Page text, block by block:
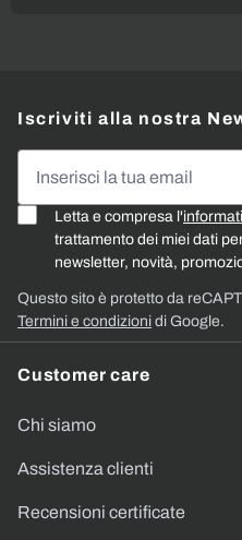
Customer care
Chi siamo
Assistenza clienti
Recensioni certificate
Iscriviti alla nostra
Letta e compresa l'
trattamento dei miei dati
newsletter, novità,
Questo sito è protetto da
Termini e condizioni di Google.